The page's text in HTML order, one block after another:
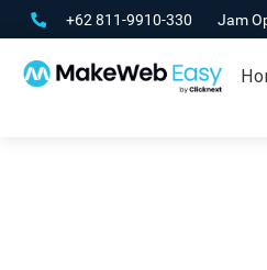
+62 811-9910-330 Jam